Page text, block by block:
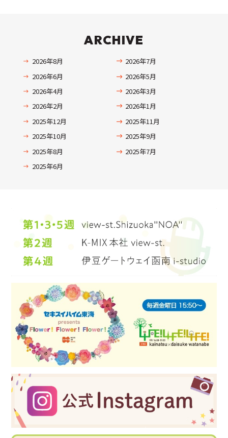
ARCHIVE
2026年8月
2026年7月
2026年6月
2026年5月
2026年4月
2026年3月
2026年2月
2026年1月
2025年12月
2025年11月
2025年10月
2025年9月
2025年8月
2025年7月
2025年6月